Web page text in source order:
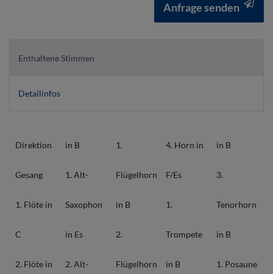
Anfrage senden
Enthaltene Stimmen
Detailinfos
Direktion
Gesang
1. Flöte in
C
2. Flöte in
in B
1. Alt-
Saxophon
in Es
2. Alt-
1.
Flügelhorn
in B
2.
Flügelhorn
4. Horn in
F/Es
1.
Trompete
in B
in B
3.
Tenorhorn
in B
1. Posaune